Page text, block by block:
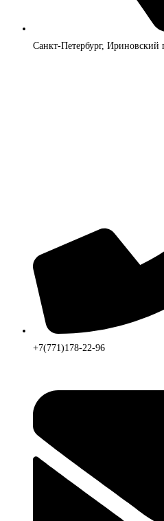
Санкт-Петербург,
+7(771)178-22-96